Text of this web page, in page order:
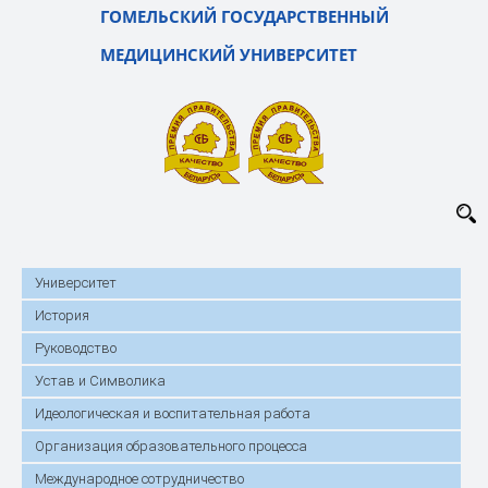
ГОМЕЛЬСКИЙ ГОСУДАРСТВЕННЫЙ
МЕДИЦИНСКИЙ УНИВЕРСИТЕТ
Университет
История
Руководство
Устав и Символика
Идеологическая и воспитательная работа
Организация образовательного процесса
Международное сотрудничество